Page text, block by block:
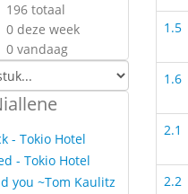
196 totaal
0 deze week
0 vandaag
- Tokio Hotel
- Tokio Hotel
you ~Tom Kaulitz
1.5
1.6
2.1
2.2